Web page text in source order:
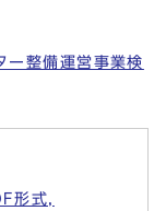
ー整備運営事業検
形式,